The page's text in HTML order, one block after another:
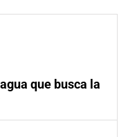
que busca la